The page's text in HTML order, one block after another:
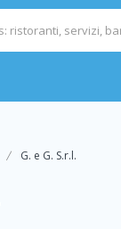
G. e G. S.r.l.